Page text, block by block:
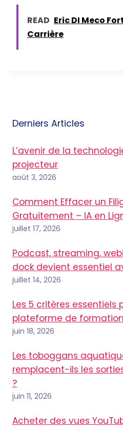
READ Eric DI Meco
Carrière
Derniers Articles
L’avenir de la
projecteur
août 3, 2026
Comment Effacer un
Gratuitement – IA en
juillet 17, 2026
Podcast, streaming,
dock devient essentiel
juillet 14, 2026
Les 5 critères essentiels
plateforme de
juin 18, 2026
Les toboggans
remplacent-ils les
?
juin 11, 2026
Acheter des vues